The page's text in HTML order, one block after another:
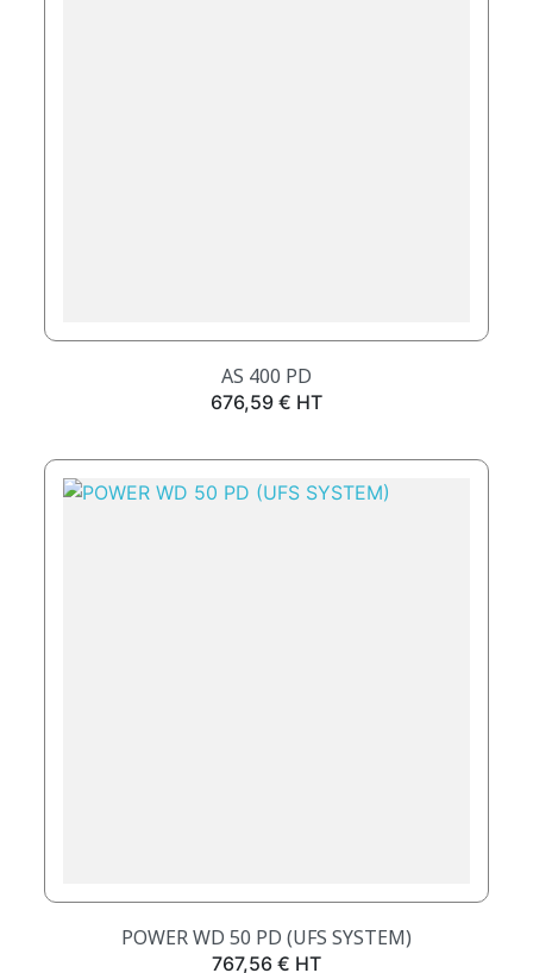
AS 400 PD
Prix
676,59 € HT
POWER WD 50 PD (UFS SYSTEM)
Prix
767,56 € HT